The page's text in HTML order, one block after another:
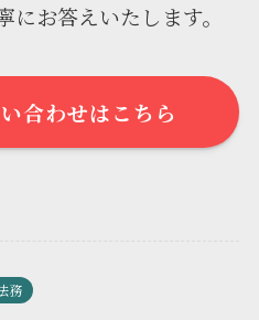
お答えいたします。
合わせはこちら
務